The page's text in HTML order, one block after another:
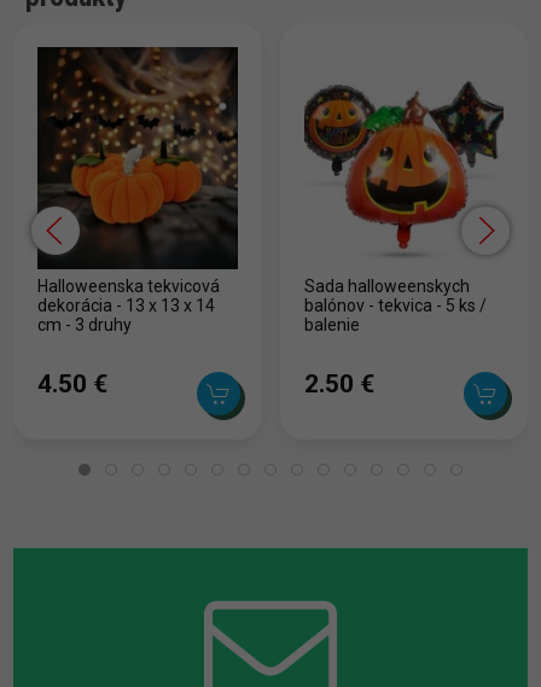
Halloweenska tekvicová
dekorácia - 13 x 13 x 14
cm - 3 druhy
4.50 ‎€
Sada halloweenskych
balónov - tekvica - 5 ks /
balenie
2.50 ‎€